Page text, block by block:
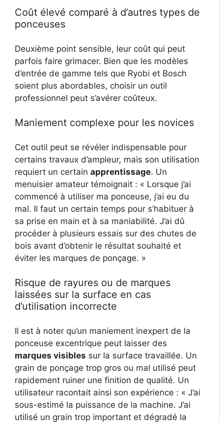
Coût élevé comparé à d’autres types de
ponceuses
Deuxième point sensible, leur coût qui peut
parfois faire grimacer. Bien que les modèles
d’entrée de gamme tels que Ryobi et Bosch
soient plus abordables, choisir un outil
professionnel peut s’avérer coûteux.
Maniement complexe pour les novices
Cet outil peut se révéler indispensable pour
certains travaux d’ampleur, mais son utilisation
requiert un certain apprentissage. Un
menuisier amateur témoignait : « Lorsque j’ai
commencé à utiliser ma ponceuse, j’ai eu du
mal. Il faut un certain temps pour s’habituer à
sa prise en main et à sa maniabilité. J’ai dû
procéder à plusieurs essais sur des chutes de
bois avant d’obtenir le résultat souhaité et
éviter les marques de ponçage. »
Risque de rayures ou de marques
laissées sur la surface en cas
d’utilisation incorrecte
Il est à noter qu’un maniement inexpert de la
ponceuse excentrique peut laisser des
marques visibles sur la surface travaillée. Un
grain de ponçage trop gros ou mal utilisé peut
rapidement ruiner une finition de qualité. Un
utilisateur racontait ainsi son expérience : « J’ai
sous-estimé la puissance de la machine. J’ai
utilisé un grain trop important et dégradé la